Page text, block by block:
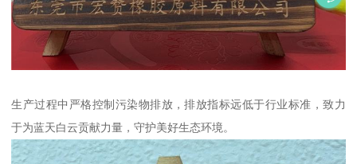
生产过程中严格控制污染物排放，排放指标远低于行业标准，致力
于为蓝天白云贡献力量，守护美好生态环境。